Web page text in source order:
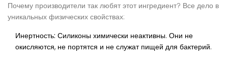
Почему производители так любят этот ингредиент? Все дело в
уникальных физических свойствах:
Инертность: Силиконы химически неактивны. Они не
окисляются, не портятся и не служат пищей для бактерий.